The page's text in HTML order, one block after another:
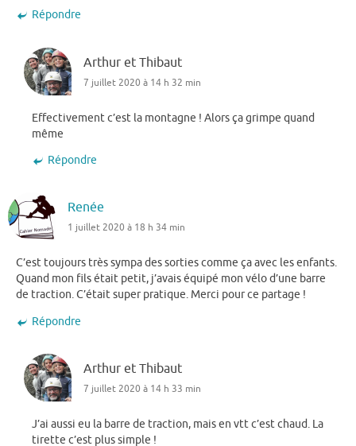
Répondre
Arthur et Thibaut
7 juillet 2020 à 14 h 32 min
Effectivement c’est la montagne ! Alors ça grimpe quand
même
Répondre
Renée
1 juillet 2020 à 18 h 34 min
C’est toujours très sympa des sorties comme ça avec les enfants.
Quand mon fils était petit, j’avais équipé mon vélo d’une barre
de traction. C’était super pratique. Merci pour ce partage !
Répondre
Arthur et Thibaut
7 juillet 2020 à 14 h 33 min
J’ai aussi eu la barre de traction, mais en vtt c’est chaud. La
tirette c’est plus simple !